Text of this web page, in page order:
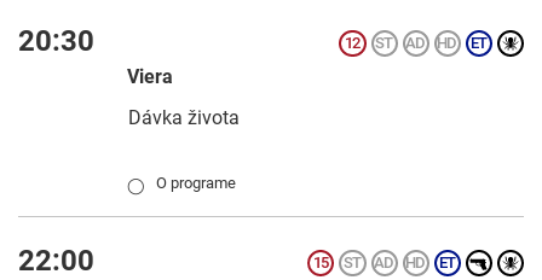
20:30
Viera
Dávka života
◯ O programe
22:00